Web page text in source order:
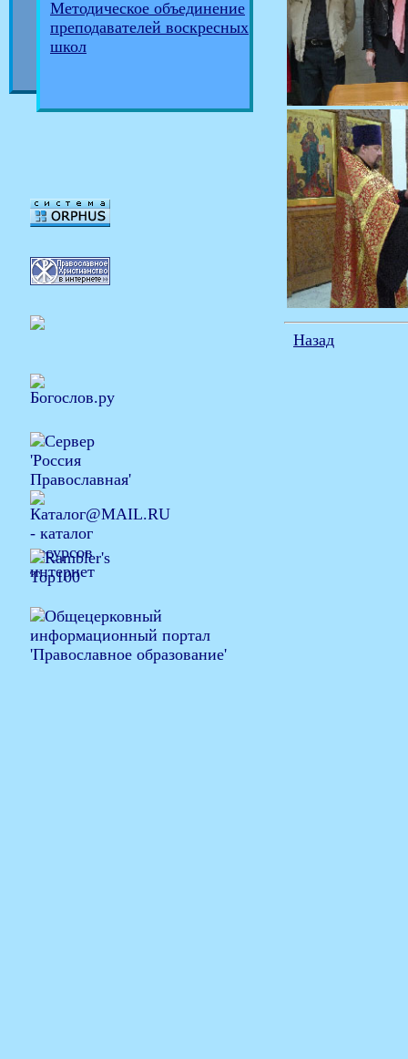
Методическое объединение
преподавателей воскресных
школ
Назад